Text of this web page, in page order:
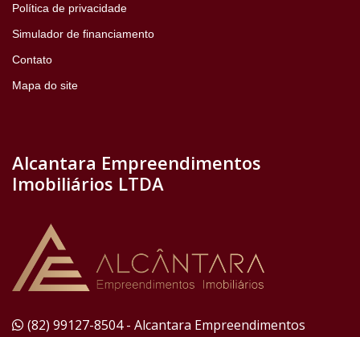
Política de privacidade
Simulador de financiamento
Contato
Mapa do site
Alcantara Empreendimentos
Imobiliários LTDA
(82) 99127-8504 - Alcantara Empreendimentos